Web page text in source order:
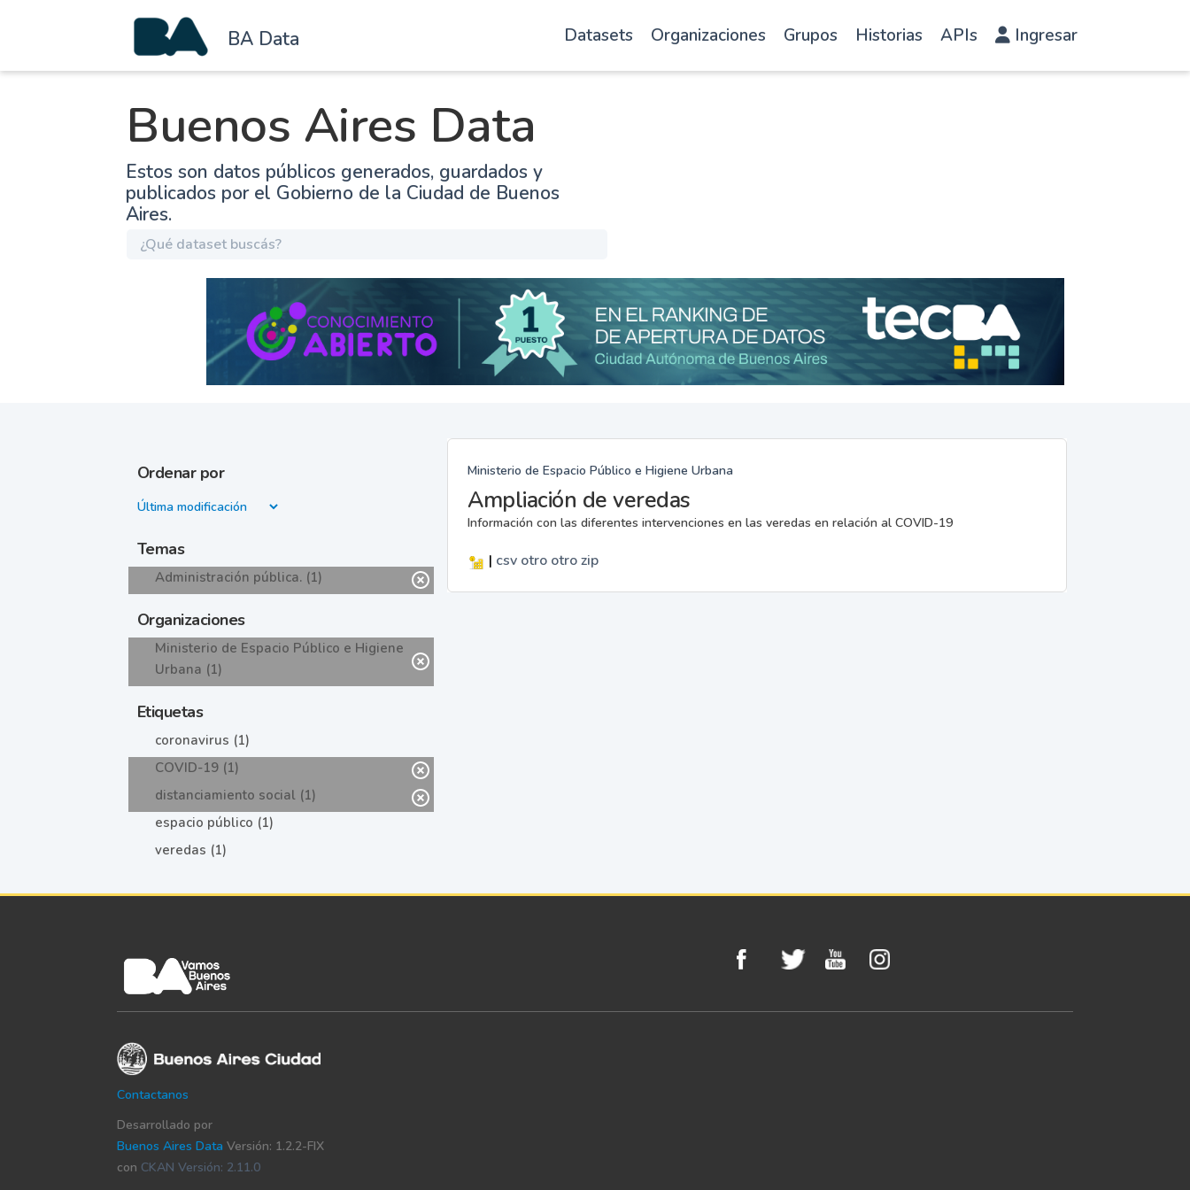
BA Data Datasets Organizaciones Grupos Historias APIs Ingresar
Buenos Aires Data
Estos son datos públicos generados, guardados y
publicados por el Gobierno de la Ciudad de Buenos
Aires.
Ordenar por
Temas
Administración pública. (1)
Organizaciones
Ministerio de Espacio Público e Higiene
Urbana (1)
Etiquetas
coronavirus (1)
COVID-19 (1)
distanciamiento social (1)
espacio público (1)
veredas (1)
Ministerio de Espacio Público e Higiene Urbana
Ampliación de veredas
Información con las diferentes intervenciones en las veredas en relación al COVID-19
| csv otro otrozip
Contactanos
Desarrollado por
Buenos Aires Data Versión: 1.2.2-FIX
con CKAN Versión: 2.11.0